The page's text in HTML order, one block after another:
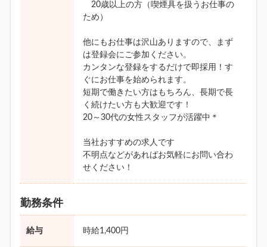
20歳以上の方（喫煙具を扱うお仕事の
ため）
他にもお仕事は沢山ありますので、まず
は登録会にご参加ください。
カンタンな登録をするだけで即採用！す
ぐにお仕事を始められます。
短期で働きたい方はもちろん、長期で長
く続けたい方も大歓迎です！
20～30代の女性スタッフが活躍中＊
当社おすすめの求人です
不明点などがあればお気軽にお問い合わ
せください！
勤務条件
給与 時給1,400円